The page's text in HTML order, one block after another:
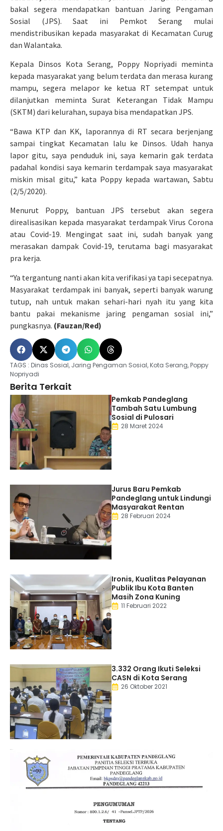
bakal segera mendapatkan bantuan Jaring Pengaman
Sosial (JPS). Saat ini Pemkot Serang mulai
mendistribusikan kepada masyarakat di Kecamatan Curug
dan Walantaka.
Kepala Dinsos Kota Serang, Poppy Nopriyadi meminta
kepada masyarakat yang belum terdata dan merasa kurang
mampu, segera melapor ke ketua RT setempat untuk
dilanjutkan meminta Surat Keterangan Tidak Mampu
(SKTM) dari kelurahan, supaya bisa mendapatkan JPS.
“Bawa KTP dan KK, laporannya di RT secara berjenjang
sampai tingkat Kecamatan lalu ke Dinsos. Udah hanya
lapor gitu, saya penduduk ini, saya kemarin gak terdata
padahal kondisi saya kemarin terdampak saya masyarakat
miskin misal gitu,” kata Poppy kepada wartawan, Sabtu
(2/5/2020).
Menurut Poppy, bantuan JPS tersebut akan segera
direalisasikan kepada masyarakat terdampak Virus Corona
atau Covid-19. Mengingat saat ini, sudah banyak yang
merasakan dampak Covid-19, terutama bagi masyarakat
pra kerja.
“Ya tergantung nanti akan kita verifikasi ya tapi secepatnya.
Masyarakat terdampak ini banyak, seperti banyak warung
tutup, nah untuk makan sehari-hari nyah itu yang kita
bantu pakai mekanisme jaring pengaman sosial ini,”
pungkasnya. (Fauzan/Red)
TAGS : Dinas Sosial, Jaring Pengaman Sosial,Kota Serang,Poppy
Nopriyadi
Berita Terkait
Pemkab Pandeglang
Tambah Satu Lumbung
Sosial di Pulosari
28 Maret 2024
Jurus Baru Pemkab
Pandeglang untuk Lindungi
Masyarakat Rentan
28 Februari 2024
Ironis, Kualitas Pelayanan
Publik Ibu Kota Banten
Masih Zona Kuning
11 Februari 2022
3.332 Orang Ikuti Seleksi
CASN di Kota Serang
26 Oktober 2021